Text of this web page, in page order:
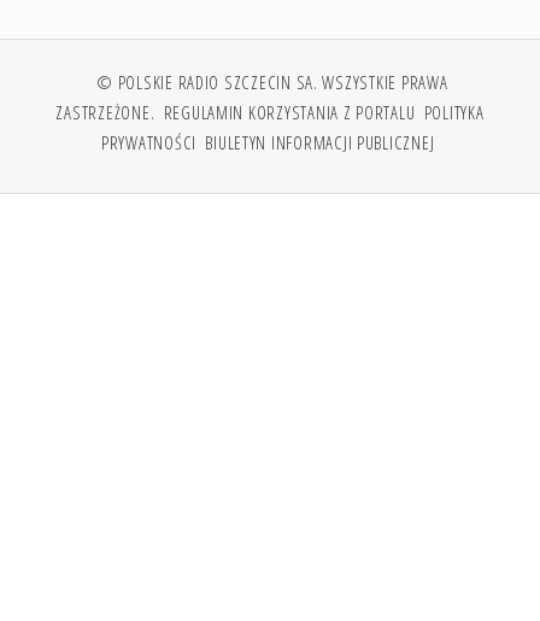
© POLSKIE RADIO SZCZECIN SA. WSZYSTKIE PRAWA
ZASTRZEŻONE. REGULAMIN KORZYSTANIA Z PORTALU POLITYKA
PRYWATNOŚCI BIULETYN INFORMACJI PUBLICZNEJ